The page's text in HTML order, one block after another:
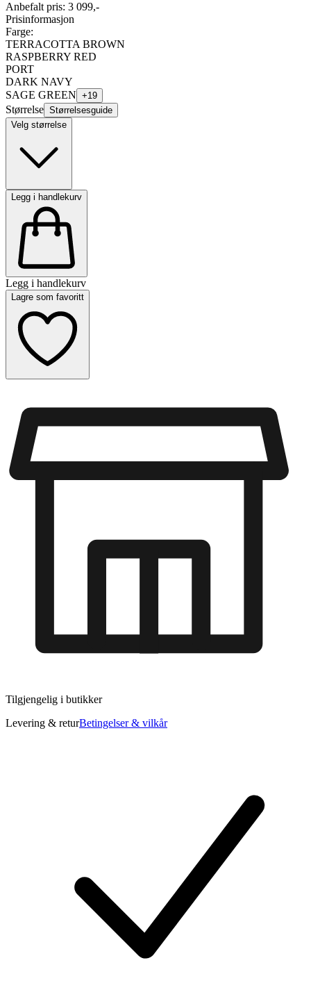
Anbefalt pris: 3 099,-
Prisinformasjon
Farge:
TERRACOTTA BROWN
RASPBERRY RED
PORT
DARK NAVY
SAGE GREEN +19
Størrelse Størrelsesguide
Velg størrelse
Legg i handlekurv
Legg i handlekurv
Lagre som favoritt
Tilgjengelig i butikker
Levering & returBetingelser & vilkår